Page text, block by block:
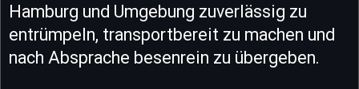
Hamburg und Umgebung zuverlässig zu
entrümpeln, transportbereit zu machen und
nach Absprache besenrein zu übergeben.